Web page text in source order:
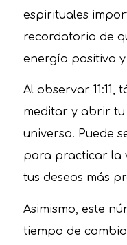
espirituales
recordatorio de
energía positiva
Al observar
meditar y abrir tu
universo. Puede
para practicar la
tus deseos más
Asimismo, este
tiempo de